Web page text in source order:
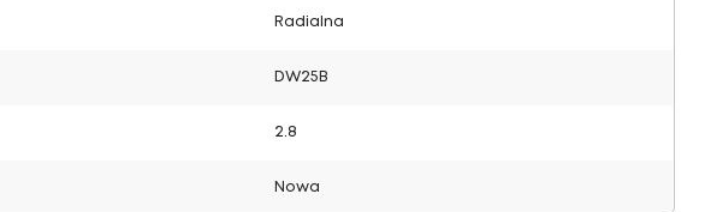
Radialna
DW25B
2.8
Nowa